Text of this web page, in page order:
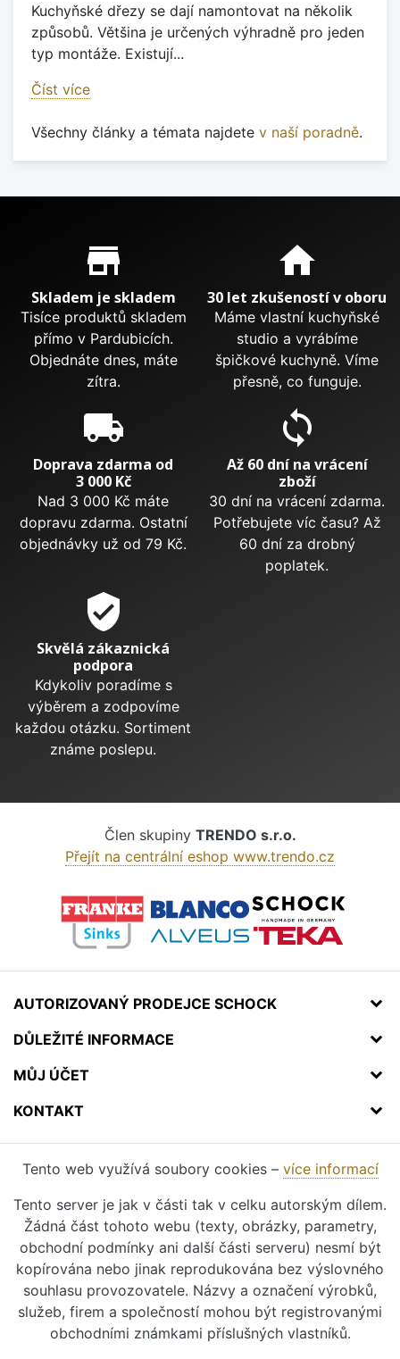
Kuchyňské dřezy se dají namontovat na několik
způsobů. Většina je určených výhradně pro jeden
typ montáže. Existují...
Číst více
Všechny články a témata najdete v naší poradně.
Proč nakupovat u nás?
store_mall_directory
Skladem je skladem
Tisíce produktů skladem
přímo v Pardubicích.
Objednáte dnes, máte
zítra.
home
30 let zkušeností v oboru
Máme vlastní kuchyňské
studio a vyrábíme
špičkové kuchyně. Víme
přesně, co funguje.
local_shipping
Doprava zdarma od
3 000 Kč
Nad 3 000 Kč máte
dopravu zdarma. Ostatní
objednávky už od 79 Kč.
sync
Až 60 dní na vrácení
zboží
30 dní na vrácení zdarma.
Potřebujete víc času? Až
60 dní za drobný
poplatek.
verified_user
Skvělá zákaznická
podpora
Kdykoliv poradíme s
výběrem a zodpovíme
každou otázku. Sortiment
známe poslepu.
Člen skupiny TRENDO s.r.o.
Přejít na centrální eshop www.trendo.cz
AUTORIZOVANÝ PRODEJCE SCHOCK
DŮLEŽITÉ INFORMACE
MŮJ ÚČET
KONTAKT
Tento web využívá soubory cookies – více informací
Tento server je jak v části tak v celku autorským dílem.
Žádná část tohoto webu (texty, obrázky, parametry,
obchodní podmínky ani další části serveru) nesmí být
kopírována nebo jinak reprodukována bez výslovného
souhlasu provozovatele. Názvy a označení výrobků,
služeb, firem a společností mohou být registrovanými
obchodními známkami příslušných vlastníků.